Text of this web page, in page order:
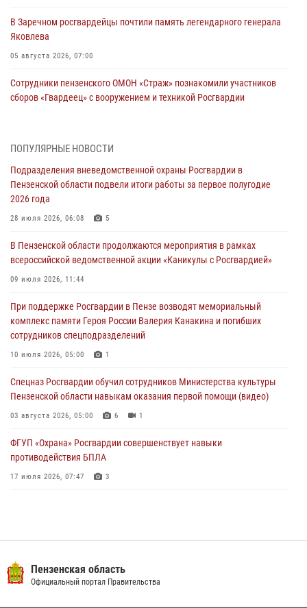
В Заречном росгвардейцы почтили память легендарного генерала
Яковлева
05 августа 2026, 07:00
Сотрудники пензенского ОМОН «Страж» познакомили участников
сборов «Гвардеец» с вооружением и техникой Росгвардии
В Пензе сотрудники Росгвардии оказали помощь
05 августа 2026, 04:00
В Пензе при силовой поддержке Росгвардии пресечена
деятельность ОПГ, маскировавшейся под реабилитационный центр
4
В Управлении Росгвардии по Пензенской области подвели итоги
04 августа 2026, 06:08
Росгвардия обеспечила безопасность праздничных мероприятий в
День ВДВ в Пензе
ПОПУЛЯРНЫЕ НОВОСТИ
Подразделения вневедомственной охраны Росгвардии в
Пензенской области подвели итоги работы за первое полугодие
2026 года
28 июля 2026, 06:08 5
В Пензенской области продолжаются мероприятия в рамках
всероссийской ведомственной акции «Каникулы с Росгвардией»
09 июля 2026, 11:44
При поддержке Росгвардии в Пензе возводят мемориальный
комплекс памяти Героя России Валерия Канакина и погибших
сотрудников спецподразделений
10 июля 2026, 05:00 1
Спецназ Росгвардии обучил сотрудников Министерства культуры
Пензенской области навыкам оказания первой помощи (видео)
03 августа 2026, 05:00 6 1
ФГУП «Охрана» Росгвардии совершенствует навыки
противодействия БПЛА
17 июля 2026, 07:47 3
Военнослужащие Росгвардии в Заречном приняли участие в
просветительской лекции Общества «Знание»
Пензенская область
Официальный портал Правительства